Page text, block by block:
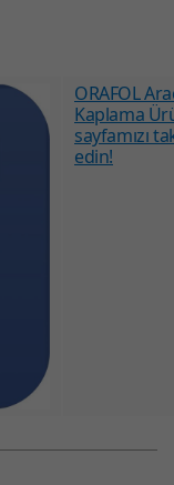
ORAFOL
Kaplama
sayfamızı
edin!